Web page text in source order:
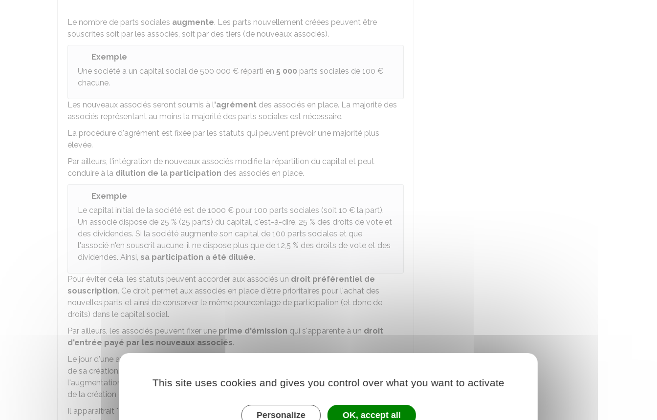
Le nombre de parts sociales augmente. Les parts nouvellement créées peuvent être
souscrites soit par les associés, soit par des tiers (de nouveaux associés).
Exemple
Une société a un capital social de 500 000 € réparti en 5 000 parts sociales de 100 €
chacune.
Les nouveaux associés seront soumis à l'agrément des associés en place. La majorité des
associés représentant au moins la majorité des parts sociales est nécessaire.
La procédure d'agrément est fixée par les statuts qui peuvent prévoir une majorité plus
élevée.
Par ailleurs, l'intégration de nouveaux associés modifie la répartition du capital et peut
conduire à la dilution de la participation des associés en place.
Exemple
Le capital initial de la société est de 1000 € pour 100 parts sociales (soit 10 € la part).
Un associé dispose de 25 % (25 parts) du capital, c'est-à-dire, 25 % des droits de vote et
des dividendes. Si la société augmente son capital de 100 parts sociales et que
l'associé n'en souscrit aucune, il ne dispose plus que de 12,5 % des droits de vote et des
dividendes. Ainsi, sa participation a été diluée.
Pour éviter cela, les statuts peuvent accorder aux associés un droit préférentiel de
souscription. Ce droit permet aux associés en place d'être prioritaires pour l'achat des
nouvelles parts et ainsi de conserver le même pourcentage de participation (et donc de
droits) dans le capital social.
Par ailleurs, les associés peuvent fixer une prime d'émission qui s'apparente à un droit
d'entrée payé par les nouveaux associés.
Le jour d'une augmentation de capital, la société est en principe
de sa création. Dès lors,
l'augmentation de capital)est supérieure à leur valeur nominale(leur valeur initiale lors
de la création de la société).
Il apparaitrait " injuste " qu'un nouvel associé puisse entrer au capital à cet instant, en
This site uses cookies and gives you control over what you want to activate
Personalize OK, accept all